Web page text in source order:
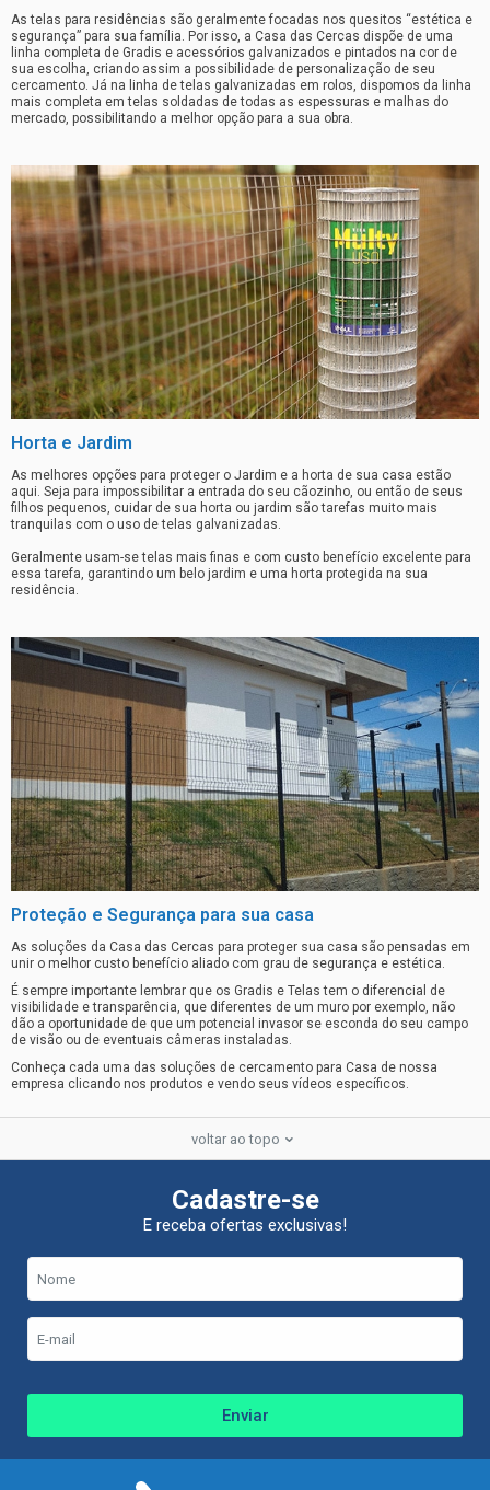
As telas para residências são geralmente focadas nos quesitos “estética e
segurança” para sua família. Por isso, a Casa das Cercas dispõe de uma
linha completa de Gradis e acessórios galvanizados e pintados na cor de
sua escolha, criando assim a possibilidade de personalização de seu
cercamento. Já na linha de telas galvanizadas em rolos, dispomos da linha
mais completa em telas soldadas de todas as espessuras e malhas do
mercado, possibilitando a melhor opção para a sua obra.
Horta e Jardim
As melhores opções para proteger o Jardim e a horta de sua casa estão
aqui. Seja para impossibilitar a entrada do seu cãozinho, ou então de seus
filhos pequenos, cuidar de sua horta ou jardim são tarefas muito mais
tranquilas com o uso de telas galvanizadas.
Geralmente usam-se telas mais finas e com custo benefício excelente para
essa tarefa, garantindo um belo jardim e uma horta protegida na sua
residência.
Proteção e Segurança para sua casa
As soluções da Casa das Cercas para proteger sua casa são pensadas em
unir o melhor custo benefício aliado com grau de segurança e estética.
É sempre importante lembrar que os Gradis e Telas tem o diferencial de
visibilidade e transparência, que diferentes de um muro por exemplo, não
dão a oportunidade de que um potencial invasor se esconda do seu campo
de visão ou de eventuais câmeras instaladas.
Conheça cada uma das soluções de cercamento para Casa de nossa
empresa clicando nos produtos e vendo seus vídeos específicos.
voltar ao topo
Cadastre-se
E receba ofertas exclusivas!
Enviar